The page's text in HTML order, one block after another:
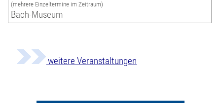
(mehrere Einzeltermine im Zeitraum)
Bach-Museum
weitere Veranstaltungen